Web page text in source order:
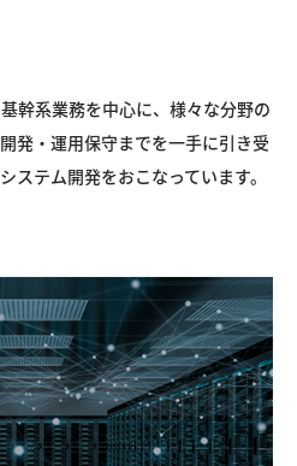
幹系業務を中心に、様々な分野の
発・運用保守までを一手に引き受
ステム開発をおこなっています。